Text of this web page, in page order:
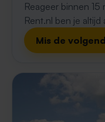
Reageer binnen
Rent.nl ben je altijd
Mis de